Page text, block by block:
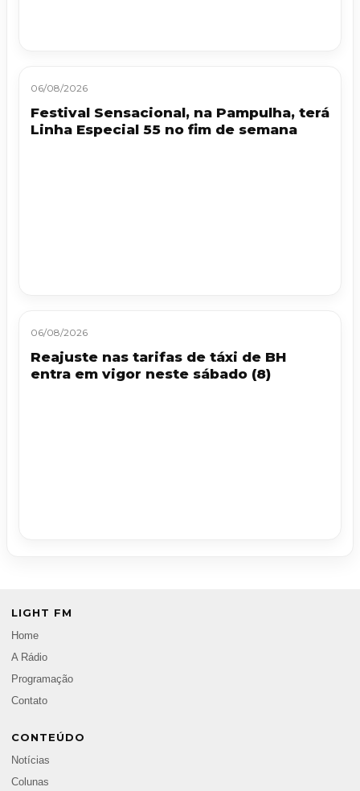
06/08/2026
Festival Sensacional, na Pampulha, terá
Linha Especial 55 no fim de semana
06/08/2026
Reajuste nas tarifas de táxi de BH
entra em vigor neste sábado (8)
LIGHT FM
Home
A Rádio
Programação
Contato
CONTEÚDO
Notícias
Colunas